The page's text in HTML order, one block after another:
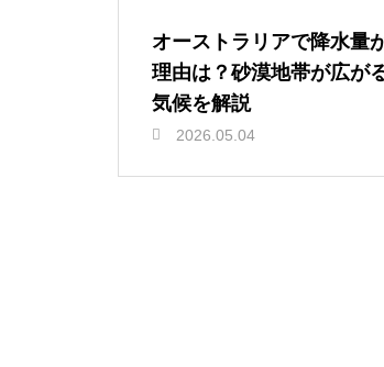
オーストラリアで降水量
理由は？砂漠地帯が広が
気候を解説
2026.05.04